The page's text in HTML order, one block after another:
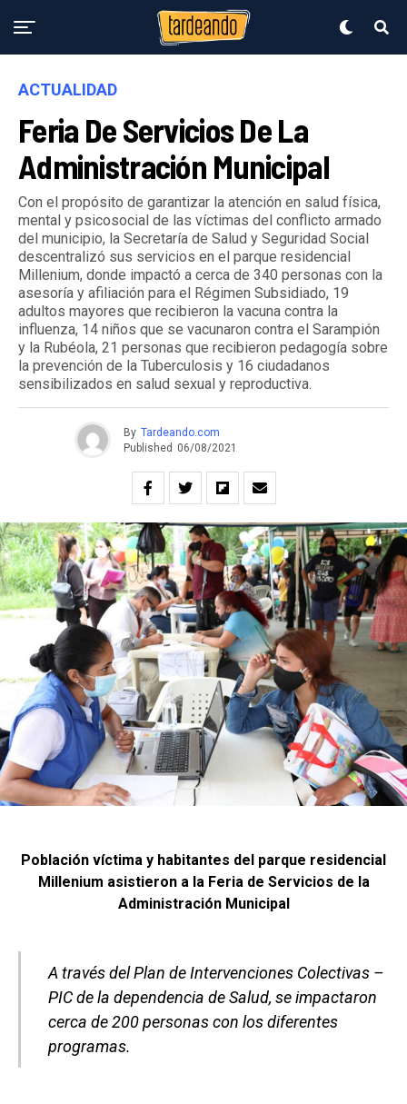
ACTUALIDAD
Feria De Servicios De La
Administración Municipal
Con el propósito de garantizar la atención en salud física,
mental y psicosocial de las víctimas del conflicto armado
del municipio, la Secretaría de Salud y Seguridad Social
descentralizó sus servicios en el parque residencial
Millenium, donde impactó a cerca de 340 personas con la
asesoría y afiliación para el Régimen Subsidiado, 19
adultos mayores que recibieron la vacuna contra la
influenza, 14 niños que se vacunaron contra el Sarampión
y la Rubéola, 21 personas que recibieron pedagogía sobre
la prevención de la Tuberculosis y 16 ciudadanos
sensibilizados en salud sexual y reproductiva.
By Tardeando.com
Published 06/08/2021
Población víctima y habitantes del parque residencial
Millenium asistieron a la Feria de Servicios de la
Administración Municipal
A través del Plan de Intervenciones Colectivas –
PIC de la dependencia de Salud, se impactaron
cerca de 200 personas con los diferentes
programas.